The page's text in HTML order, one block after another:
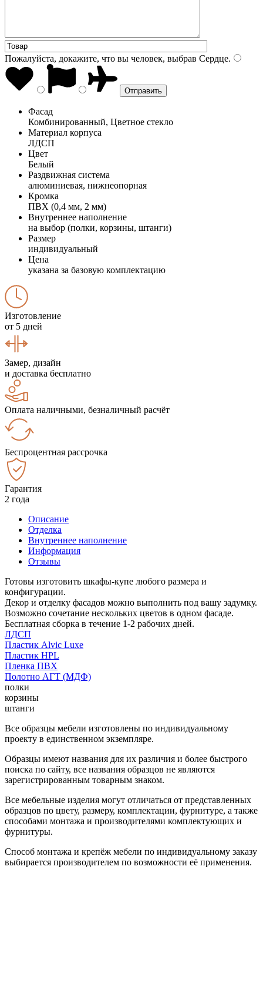
Пожалуйста, докажите, что вы человек, выбрав Сердце.
Фасад
Комбинированный, Цветное стекло
Материал корпуса
ЛДСП
Цвет
Белый
Раздвижная система
алюминиевая, нижнеопорная
Кромка
ПВХ (0,4 мм, 2 мм)
Внутреннее наполнение
на выбор (полки, корзины, штанги)
Размер
индивидуальный
Цена
указана за базовую комплектацию
Изготовление
от 5 дней
Замер, дизайн
и доставка бесплатно
Оплата наличными, безналичный расчёт
Беспроцентная рассрочка
Гарантия
2 года
Описание
Отделка
Внутреннее наполнение
Информация
Отзывы
Готовы изготовить шкафы-купе любого размера и
конфигурации.
Декор и отделку фасадов можно выполнить под вашу задумку.
Возможно сочетание нескольких цветов в одном фасаде.
Бесплатная сборка в течение 1-2 рабочих дней.
ЛДСП
Пластик Alvic Luxe
Пластик HPL
Пленка ПВХ
Полотно АГТ (МДФ)
полки
корзины
штанги
Все образцы мебели изготовлены по индивидуальному
проекту в единственном экземпляре.
Образцы имеют названия для их различия и более быстрого
поиска по сайту, все названия образцов не являются
зарегистрированным товарным знаком.
Все мебельные изделия могут отличаться от представленных
образцов по цвету, размеру, комплектации, фурнитуре, а также
способами монтажа и производителями комплектующих и
фурнитуры.
Способ монтажа и крепёж мебели по индивидуальному заказу
выбирается производителем по возможности её применения.